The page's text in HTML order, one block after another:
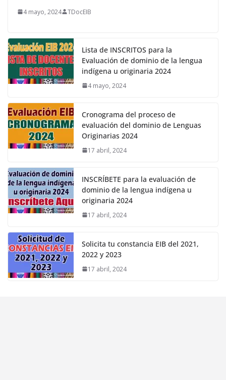
4 mayo, 2024 TDocEIB
Lista de INSCRITOS para la
Evaluación de dominio de la lengua
indígena u originaria 2024
4 mayo, 2024
Cronograma del proceso de
evaluación del dominio de Lenguas
Originarias 2024
17 abril, 2024
INSCRÍBETE para la evaluación de
dominio de la lengua indígena u
originaria 2024
17 abril, 2024
Solicita tu constancia EIB del 2021,
2022 y 2023
17 abril, 2024